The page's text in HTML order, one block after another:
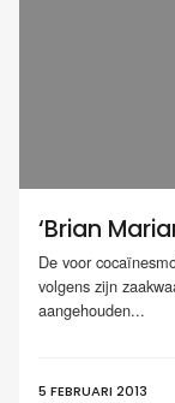
‘Brian
De voor
volgens zijn
aangehouden...
5 FEBRUARI 2013